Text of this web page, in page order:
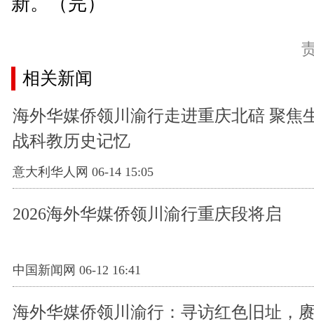
相关新闻
海外华媒侨领川渝行走进重庆北碚 聚焦
战科教历史记忆
意大利华人网 06-14 15:05
2026海外华媒侨领川渝行重庆段将启
中国新闻网 06-12 16:41
海外华媒侨领川渝行：寻访红色旧址，